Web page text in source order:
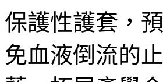
保護性護套，
免血液倒流的